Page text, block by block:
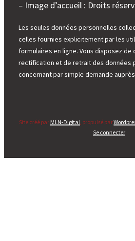
– Image d’accueil : Droits
Les seules données personnelles
celles fournies explicitement par les
formulaires en ligne. Vous disposez de
rectification et de retrait des données
concernant par simple demande
Site créé par MLN-Digital , propulsé par
Se connecter